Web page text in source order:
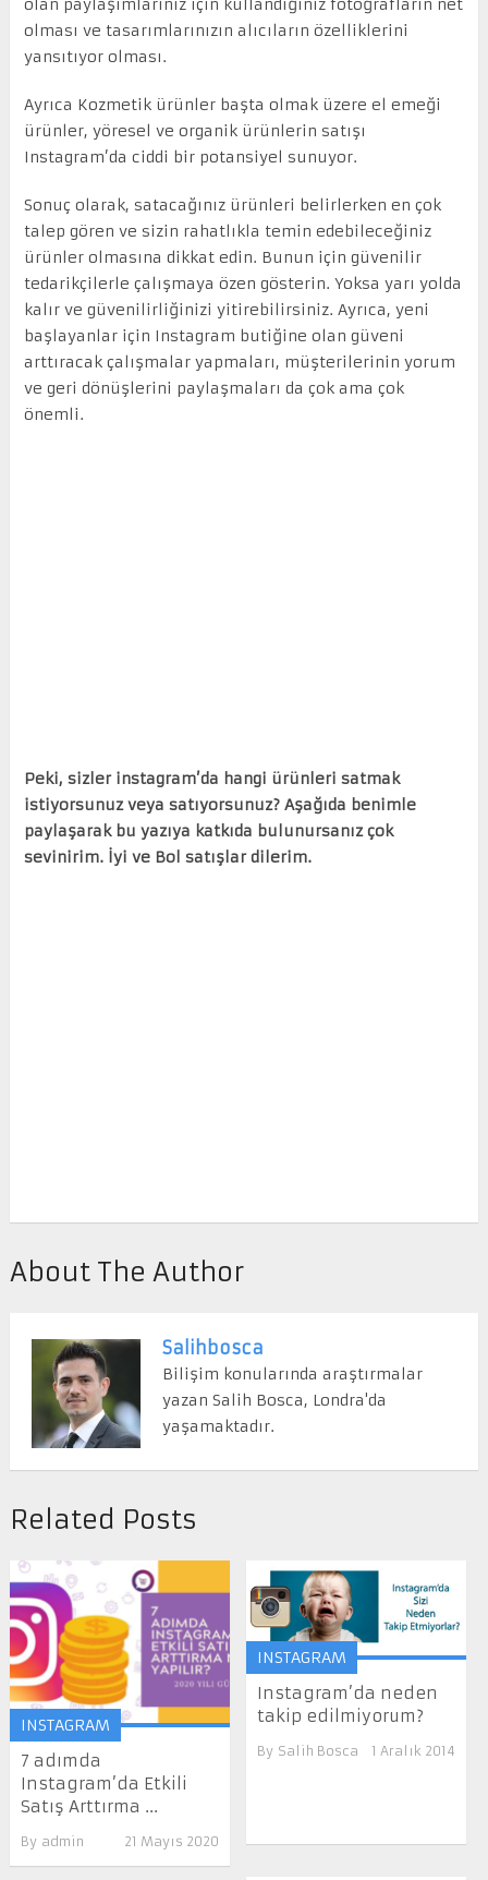
olan paylaşımlarınız için kullandığınız fotoğrafların net
olması ve tasarımlarınızın alıcıların özelliklerini
yansıtıyor olması.
Ayrıca Kozmetik ürünler başta olmak üzere el emeği
ürünler, yöresel ve organik ürünlerin satışı
Instagram’da ciddi bir potansiyel sunuyor.
Sonuç olarak, satacağınız ürünleri belirlerken en çok
talep gören ve sizin rahatlıkla temin edebileceğiniz
ürünler olmasına dikkat edin. Bunun için güvenilir
tedarikçilerle çalışmaya özen gösterin. Yoksa yarı yolda
kalır ve güvenilirliğinizi yitirebilirsiniz. Ayrıca, yeni
başlayanlar için Instagram butiğine olan güveni
arttıracak çalışmalar yapmaları, müşterilerinin yorum
ve geri dönüşlerini paylaşmaları da çok ama çok
önemli.
Peki, sizler instagram’da hangi ürünleri satmak
istiyorsunuz veya satıyorsunuz? Aşağıda benimle
paylaşarak bu yazıya katkıda bulunursanız çok
sevinirim. İyi ve Bol satışlar dilerim.
About The Author
Salihbosca
Bilişim konularında araştırmalar
yazan Salih Bosca, Londra'da
yaşamaktadır.
Related Posts
INSTAGRAM
7 adımda
Instagram’da Etkili
Satış Arttırma ...
By admin 21 Mayıs 2020
INSTAGRAM
Instagram’da neden
takip edilmiyorum?
By Salih Bosca 1 Aralık 2014